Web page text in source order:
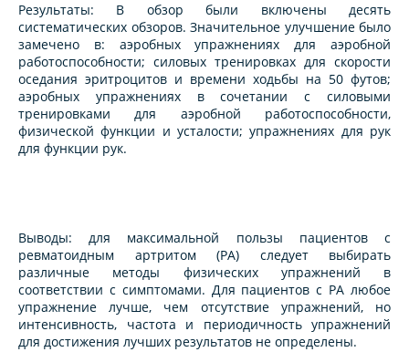
Результаты: В обзор были включены десять
систематических обзоров. Значительное улучшение было
замечено в: аэробных упражнениях для аэробной
работоспособности; силовых тренировках для скорости
оседания эритроцитов и времени ходьбы на 50 футов;
аэробных упражнениях в сочетании с силовыми
тренировками для аэробной работоспособности,
физической функции и усталости; упражнениях для рук
для функции рук.
Выводы: для максимальной пользы пациентов с
ревматоидным артритом (РА) следует выбирать
различные методы физических упражнений в
соответствии с симптомами. Для пациентов с РА любое
упражнение лучше, чем отсутствие упражнений, но
интенсивность, частота и периодичность упражнений
для достижения лучших результатов не определены.